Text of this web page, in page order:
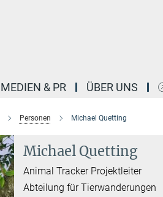
MEDIEN & PR ÜBER UNS
Personen Michael Quetting
Michael Quetting
Animal Tracker Projektleiter
Abteilung für Tierwanderungen